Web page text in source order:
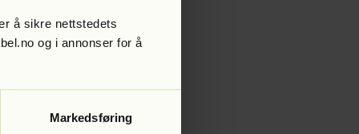
å sikre nettstedets
og i annonser for å
Markedsføring